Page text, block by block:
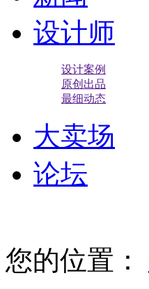
设计师
设计案例
原创出品
最细动态
大卖场
论坛
您的位置：